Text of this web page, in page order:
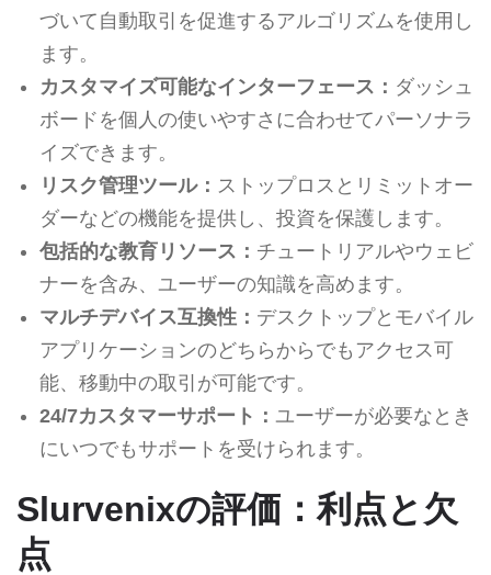
づいて自動取引を促進するアルゴリズムを使用し
ます。
カスタマイズ可能なインターフェース： ダッシュ
ボードを個人の使いやすさに合わせてパーソナラ
イズできます。
リスク管理ツール： ストップロスとリミットオー
ダーなどの機能を提供し、投資を保護します。
包括的な教育リソース： チュートリアルやウェビ
ナーを含み、ユーザーの知識を高めます。
マルチデバイス互換性： デスクトップとモバイル
アプリケーションのどちらからでもアクセス可
能、移動中の取引が可能です。
24/7カスタマーサポート： ユーザーが必要なとき
にいつでもサポートを受けられます。
Slurvenixの評価：利点と欠
点